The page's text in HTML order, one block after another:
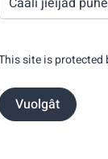
site is protected
Vuolgât